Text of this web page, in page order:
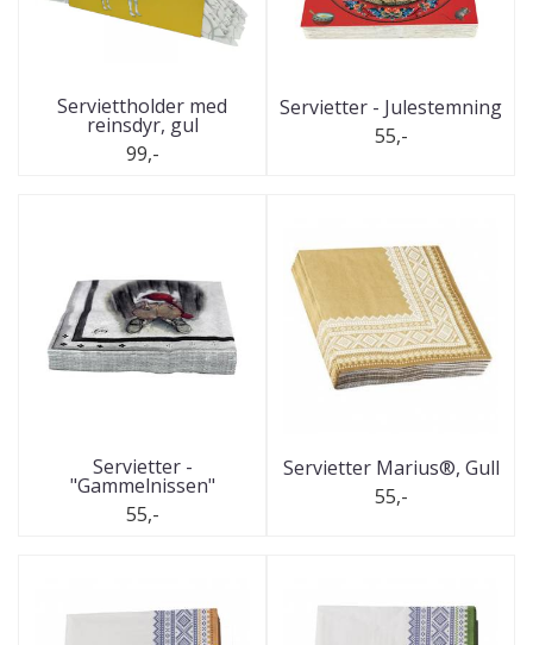
Serviettholder med
reinsdyr, gul
99,-
Servietter - Julestemning
55,-
Servietter -
"Gammelnissen"
55,-
Servietter Marius®, Gull
55,-